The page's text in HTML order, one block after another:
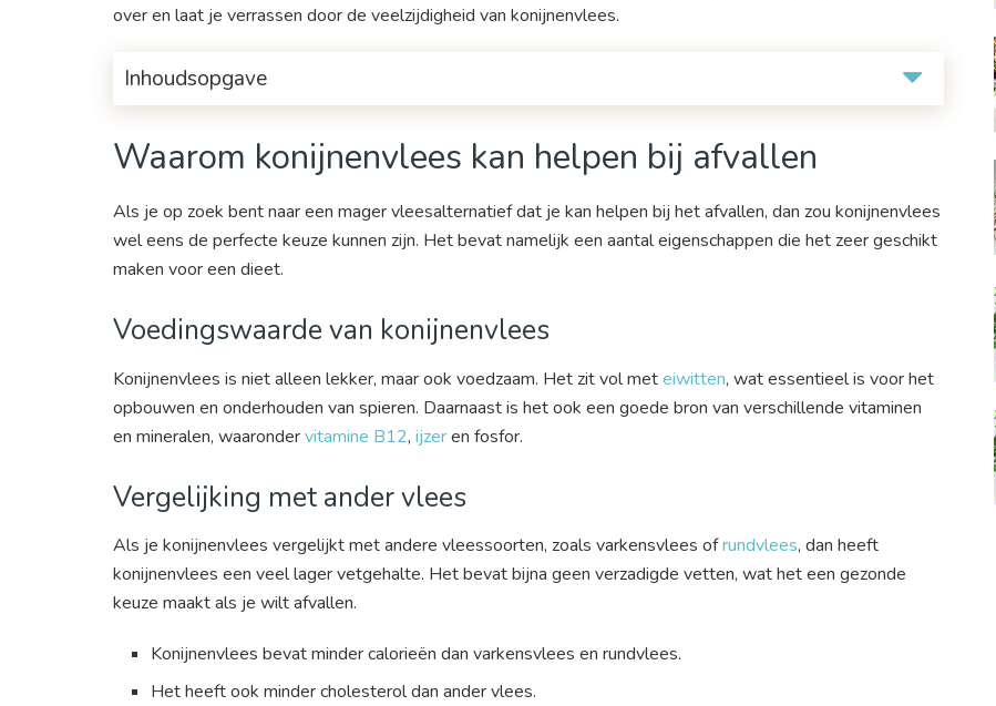
over en laat je verrassen door de veelzijdigheid van konijnenvlees.
Inhoudsopgave
Waarom konijnenvlees kan helpen bij afvallen
Als je op zoek bent naar een mager vleesalternatief dat je kan helpen bij het afvallen, dan zou konijnenvlees
wel eens de perfecte keuze kunnen zijn. Het bevat namelijk een aantal eigenschappen die het zeer geschikt
maken voor een dieet.
Voedingswaarde van konijnenvlees
Konijnenvlees is niet alleen lekker, maar ook voedzaam. Het zit vol meteiwitten, wat essentieel is voor het
opbouwen en onderhouden van spieren. Daarnaast is het ook een goede bron van verschillende vitaminen
en mineralen, waarondervitamine B12, ijzeren fosfor.
Vergelijking met ander vlees
Als je konijnenvlees vergelijkt met andere vleessoorten, zoals varkensvlees ofrundvlees, dan heeft
konijnenvlees een veel lager vetgehalte. Het bevat bijna geen verzadigde vetten, wat het een gezonde
keuze maakt als je wilt afvallen.
Konijnenvlees bevat minder calorieën dan varkensvlees en rundvlees.
Het heeft ook minder cholesterol dan ander vlees.